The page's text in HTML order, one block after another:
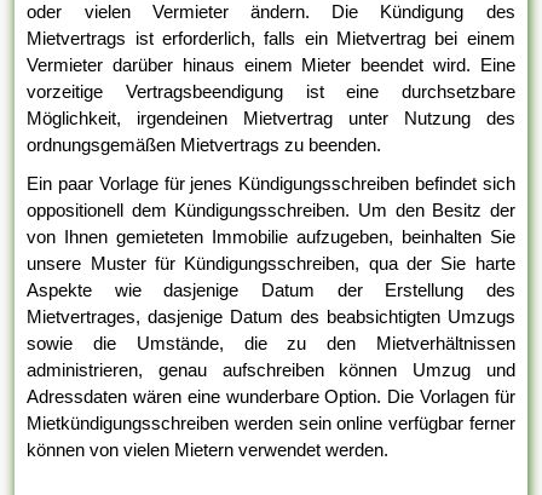
oder vielen Vermieter ändern. Die Kündigung des
Mietvertrags ist erforderlich, falls ein Mietvertrag bei einem
Vermieter darüber hinaus einem Mieter beendet wird. Eine
vorzeitige Vertragsbeendigung ist eine durchsetzbare
Möglichkeit, irgendeinen Mietvertrag unter Nutzung des
ordnungsgemäßen Mietvertrags zu beenden.
Ein paar Vorlage für jenes Kündigungsschreiben befindet sich
oppositionell dem Kündigungsschreiben. Um den Besitz der
von Ihnen gemieteten Immobilie aufzugeben, beinhalten Sie
unsere Muster für Kündigungsschreiben, qua der Sie harte
Aspekte wie dasjenige Datum der Erstellung des
Mietvertrages, dasjenige Datum des beabsichtigten Umzugs
sowie die Umstände, die zu den Mietverhältnissen
administrieren, genau aufschreiben können Umzug und
Adressdaten wären eine wunderbare Option. Die Vorlagen für
Mietkündigungsschreiben werden sein online verfügbar ferner
können von vielen Mietern verwendet werden.